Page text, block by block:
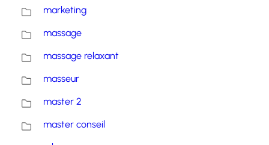
marketing
massage
massage relaxant
masseur
master 2
master conseil